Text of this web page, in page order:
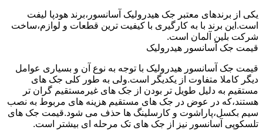
یکی از برندهای معتبر جک هیدرولیک آسانسور،برند هودپا لیفت
است.این برند با به کارگیری با کیفیت ترین قطعات و لوازم،ساخت
شرکت بلین آلمان است.
قیمت جک آسانسور هیدرولیک
قیمت جک آسانسور هیدرولیک با توجه به نوع آن و بسیاری عوامل
دیگر کاملا متفاوت از یکدیگر است.ولی به طور کلی جک های
مستقیم به دلیل طویل تر بودن از جک های غیرمستقیم گران تر
هستند،که در عوض در جک های مستقیم هزینه های مربوط به نصب
سیم بکسل،پاراشوت و کارسلینگ ها حذف می شود.قیمت جک های
تلسکوپی آسانسور نیز از جک های تک مرحله ای بیشتر است.